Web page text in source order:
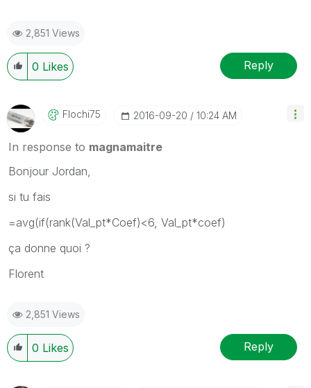
2,851 Views
0 Likes Reply
Flochi75 ‎2016-09-20 10:24 AM
In response to magnamaitre
Bonjour Jordan,
si tu fais
=avg(if(rank(Val_pt*Coef)<6, Val_pt*coef)
ça donne quoi ?
Florent
2,851 Views
0 Likes Reply